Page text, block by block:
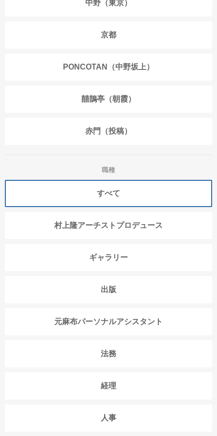
中野（東京）
京都
PONCOTAN（中野坂上）
囍鵲亭（朝霞）
赤門（投稿）
職種
すべて
村上隆アーチストプロデュース
ギャラリー
出版
元麻布パーソナルアシスタント
法務
経理
人事